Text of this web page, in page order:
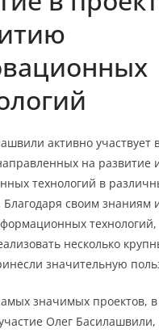
активно участвует
на развитие
технологий в
Благодаря своим знаниям
технологий,
несколько
значительную
значимых проектов, в
Олег Басилашвили,